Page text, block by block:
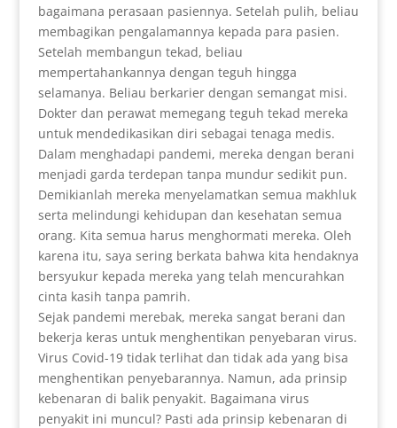
bagaimana perasaan pasiennya. Setelah pulih, beliau
membagikan pengalamannya kepada para pasien.
Setelah membangun tekad, beliau
mempertahankannya dengan teguh hingga
selamanya. Beliau berkarier dengan semangat misi.
Dokter dan perawat memegang teguh tekad mereka
untuk mendedikasikan diri sebagai tenaga medis.
Dalam menghadapi pandemi, mereka dengan berani
menjadi garda terdepan tanpa mundur sedikit pun.
Demikianlah mereka menyelamatkan semua makhluk
serta melindungi kehidupan dan kesehatan semua
orang. Kita semua harus menghormati mereka. Oleh
karena itu, saya sering berkata bahwa kita hendaknya
bersyukur kepada mereka yang telah mencurahkan
cinta kasih tanpa pamrih.
Sejak pandemi merebak, mereka sangat berani dan
bekerja keras untuk menghentikan penyebaran virus.
Virus Covid-19 tidak terlihat dan tidak ada yang bisa
menghentikan penyebarannya. Namun, ada prinsip
kebenaran di balik penyakit. Bagaimana virus
penyakit ini muncul? Pasti ada prinsip kebenaran di